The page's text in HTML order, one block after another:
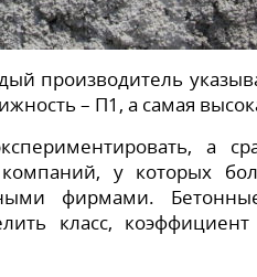
производитель
– П1, а самая
а
у которых
фирмами.
класс, коэффициент